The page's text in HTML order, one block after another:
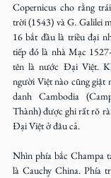
Copernicus cho rằng
trời (1543) và G. Galilei
16 bắt đầu là triều đại
tiếp đó là nhà Mạc
tên là nước Đại Việt.
người Việt nào cũng giật
danh Cambodia
Thành) được ghi rất rõ
Đại Việt ở đâu cả.
Nhìn phía bắc Champa
là Cauchy China. Phía